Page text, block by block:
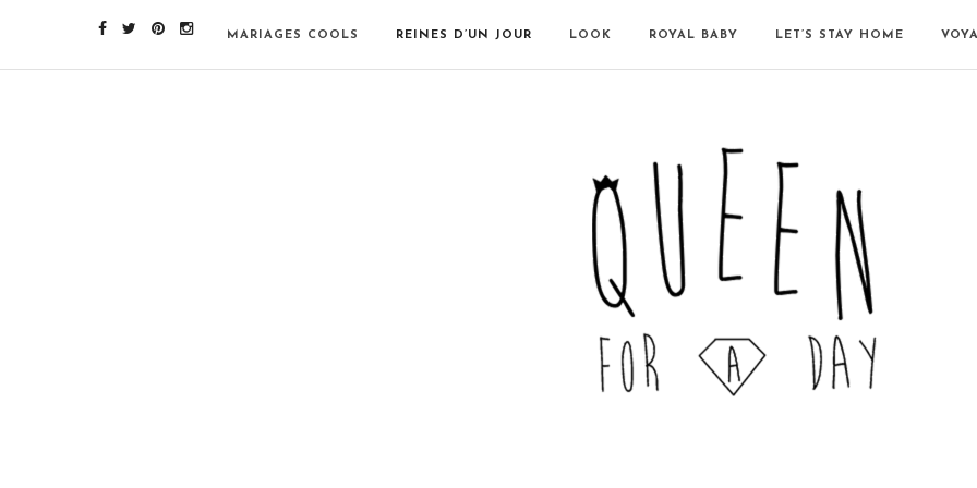
MARIAGES COOLS REINES D’UN JOUR LOOK ROYAL BABY LET’S STAY HOME